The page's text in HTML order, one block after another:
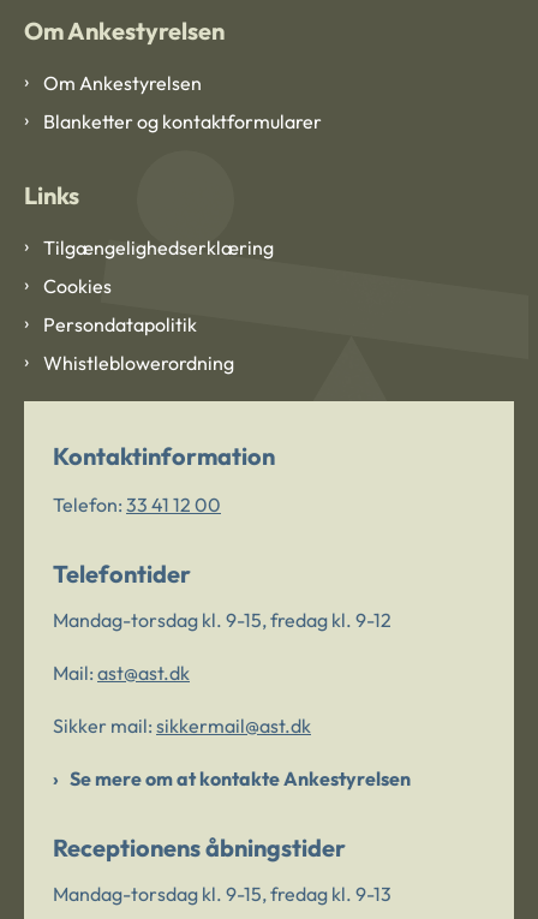
Om Ankestyrelsen
Om Ankestyrelsen
Blanketter og kontaktformularer
Links
Tilgængelighedserklæring
Cookies
Persondatapolitik
Whistleblowerordning
Kontaktinformation
Telefon: 33 41 12 00
Telefontider
Mandag-torsdag kl. 9-15, fredag kl. 9-12
Mail: ast@ast.dk
Sikker mail: sikkermail@ast.dk
Se mere om at kontakte Ankestyrelsen
Receptionens åbningstider
Mandag-torsdag kl. 9-15, fredag kl. 9-13